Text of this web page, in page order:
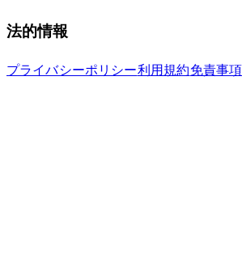
法的情報
プライバシーポリシー利用規約免責事項